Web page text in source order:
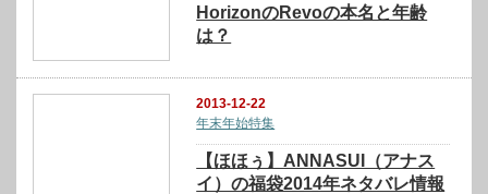
HorizonのRevoの本名と年齢
は？
2013-12-22
年末年始特集
【ほほぅ】ANNASUI（アナス
イ）の福袋2014年ネタバレ情報